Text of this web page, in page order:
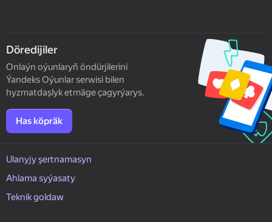
Döredijiler
Onlaýn oýunlaryň öndürjilerini
Ýandeks Oýunlar serwisi bilen
hyzmatdaşlyk etmäge çagyrýarys.
Has köpräk
Ulanyjy şertnamasyn
Ahlama syýasaty
Teknik goldaw